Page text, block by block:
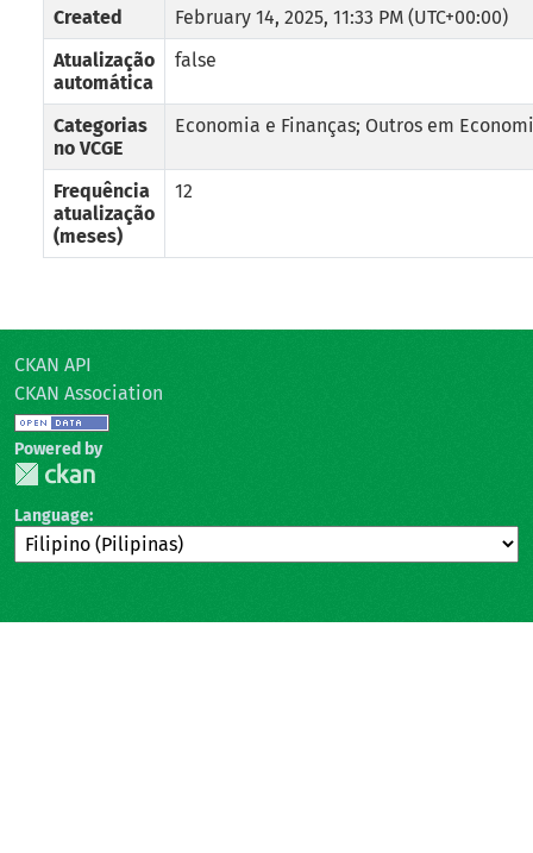
Created
February 14, 2025, 11:33 PM (UTC+00:00)
Atualização
automática
false
Categorias
no VCGE
Economia e Finanças; Outros em
Frequência
atualização
(meses)
12
CKAN API
CKAN Association
Powered by
Language